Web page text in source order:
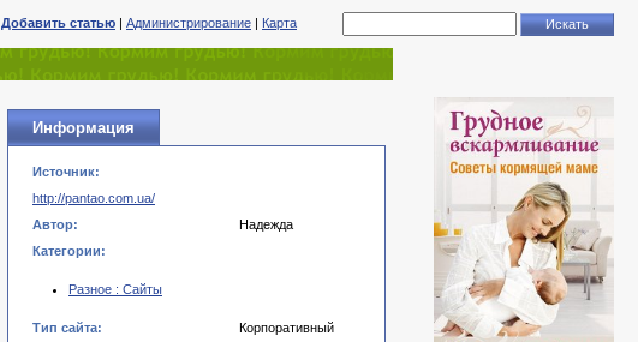
Добавить статью | Администрирование | Карта
Информация
Источник:
http://pantao.com.ua/
Автор:
Надежда
Категории:
Разное : Сайты
Тип сайта:
Корпоративный